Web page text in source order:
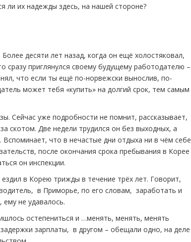
ли их надежды здесь, на нашей стороне?
десяти лет назад, когда он ещё холостяковал,
приглянулся своему будущему работодателю –
что если ты ещё по-норвежски вынослив, по-
может тебя «купить» на долгий срок, тем самым
Сейчас уже подробности не помнит, рассказывает,
скотом. Две недели трудился он без выходных, а
что в нечастые дни отдыха ни в чём себе
после окончания срока пребывания в Корее
он инспекции.
в Корею трижды в течение трёх лет. Говорит,
в Приморье, по его словам, заработать и
ему не удавалось.
остепениться и …менять, менять, менять
зарплаты, в другом – обещали одно, на деле